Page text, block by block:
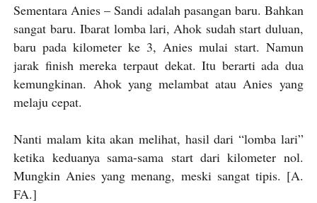
Sementara Anies – Sandi adalah pasangan baru. Bahkan
sangat baru. Ibarat lomba lari, Ahok sudah start duluan,
baru pada kilometer ke 3, Anies mulai start. Namun
jarak finish mereka terpaut dekat. Itu berarti ada dua
kemungkinan. Ahok yang melambat atau Anies yang
melaju cepat.
Nanti malam kita akan melihat, hasil dari “lomba lari”
ketika keduanya sama-sama start dari kilometer nol.
Mungkin Anies yang menang, meski sangat tipis. [A.
FA.]